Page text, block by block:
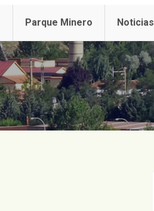
Parque Minero Noticias